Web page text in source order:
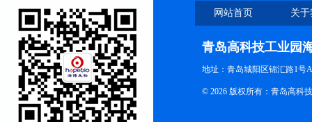
网站首页 关
青岛高科技工业园
地址：青岛城阳区锦汇路1号
© 2026 版权所有：青岛高科